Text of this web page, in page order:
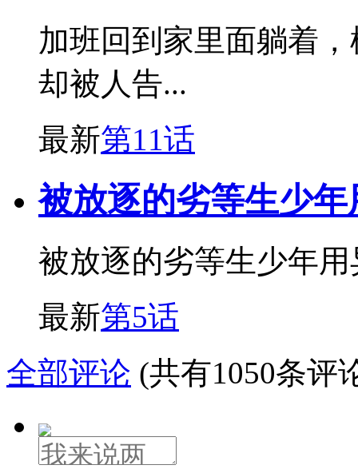
加班回到家里面躺着
却被人告...
最新第11话
被放逐的劣等生少
被放逐的劣等生少年
最新第5话
全部评论 (共有1050条评